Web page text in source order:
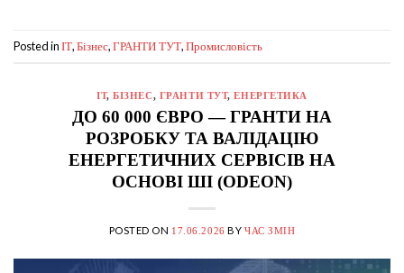
Posted in IT, Бізнес, ГРАНТИ ТУТ, Промисловість
IT,БІЗНЕС, ГРАНТИ ТУТ,ЕНЕРГЕТИКА
ДО 60 000 ЄВРО — ГРАНТИ НА
РОЗРОБКУ ТА ВАЛІДАЦІЮ
ЕНЕРГЕТИЧНИХ СЕРВІСІВ НА
ОСНОВІ ШІ (ODEON)
POSTED ON 17.06.2026 BY ЧАС ЗМІН